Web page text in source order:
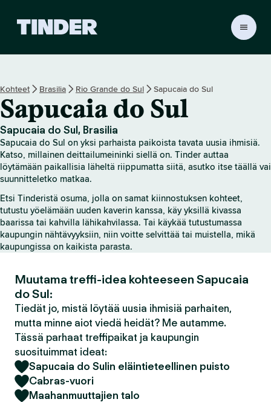
r
i
n
a
l
o
i
s
s
i
v
u
Kohteet Brasilia Rio Grande do Sul Sapucaia do Sul
Sapucaia do Sul
Sapucaia do Sul, Brasilia
Sapucaia do Sul on yksi parhaista paikoista tavata uusia ihmisiä.
Katso, millainen deittailumeininki siellä on. Tinder auttaa
löytämään paikallisia läheltä riippumatta siitä, asutko itse täällä vai
suunnitteletko matkaa.
Etsi Tinderistä osuma, jolla on samat kiinnostuksen kohteet,
tutustu yöelämään uuden kaverin kanssa, käy yksillä kivassa
baarissa tai kahvilla lähikahvilassa. Tai käykää tutustumassa
kaupungin nähtävyyksiin, niin voitte selvittää tai muistella, mikä
kaupungissa on kaikista parasta.
Muutama treffi-idea kohteeseen Sapucaia
do Sul:
Tiedät jo, mistä löytää uusia ihmisiä parhaiten,
mutta minne aiot viedä heidät? Me autamme.
Tässä parhaat treffipaikat ja kaupungin
suosituimmat ideat:
Sapucaia do Sulin eläintieteellinen puisto
Cabras-vuori
Maahanmuuttajien talo